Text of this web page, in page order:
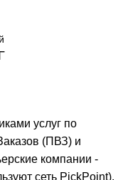
услуг по
(ПВЗ) и
компании -
сеть PickPoint).